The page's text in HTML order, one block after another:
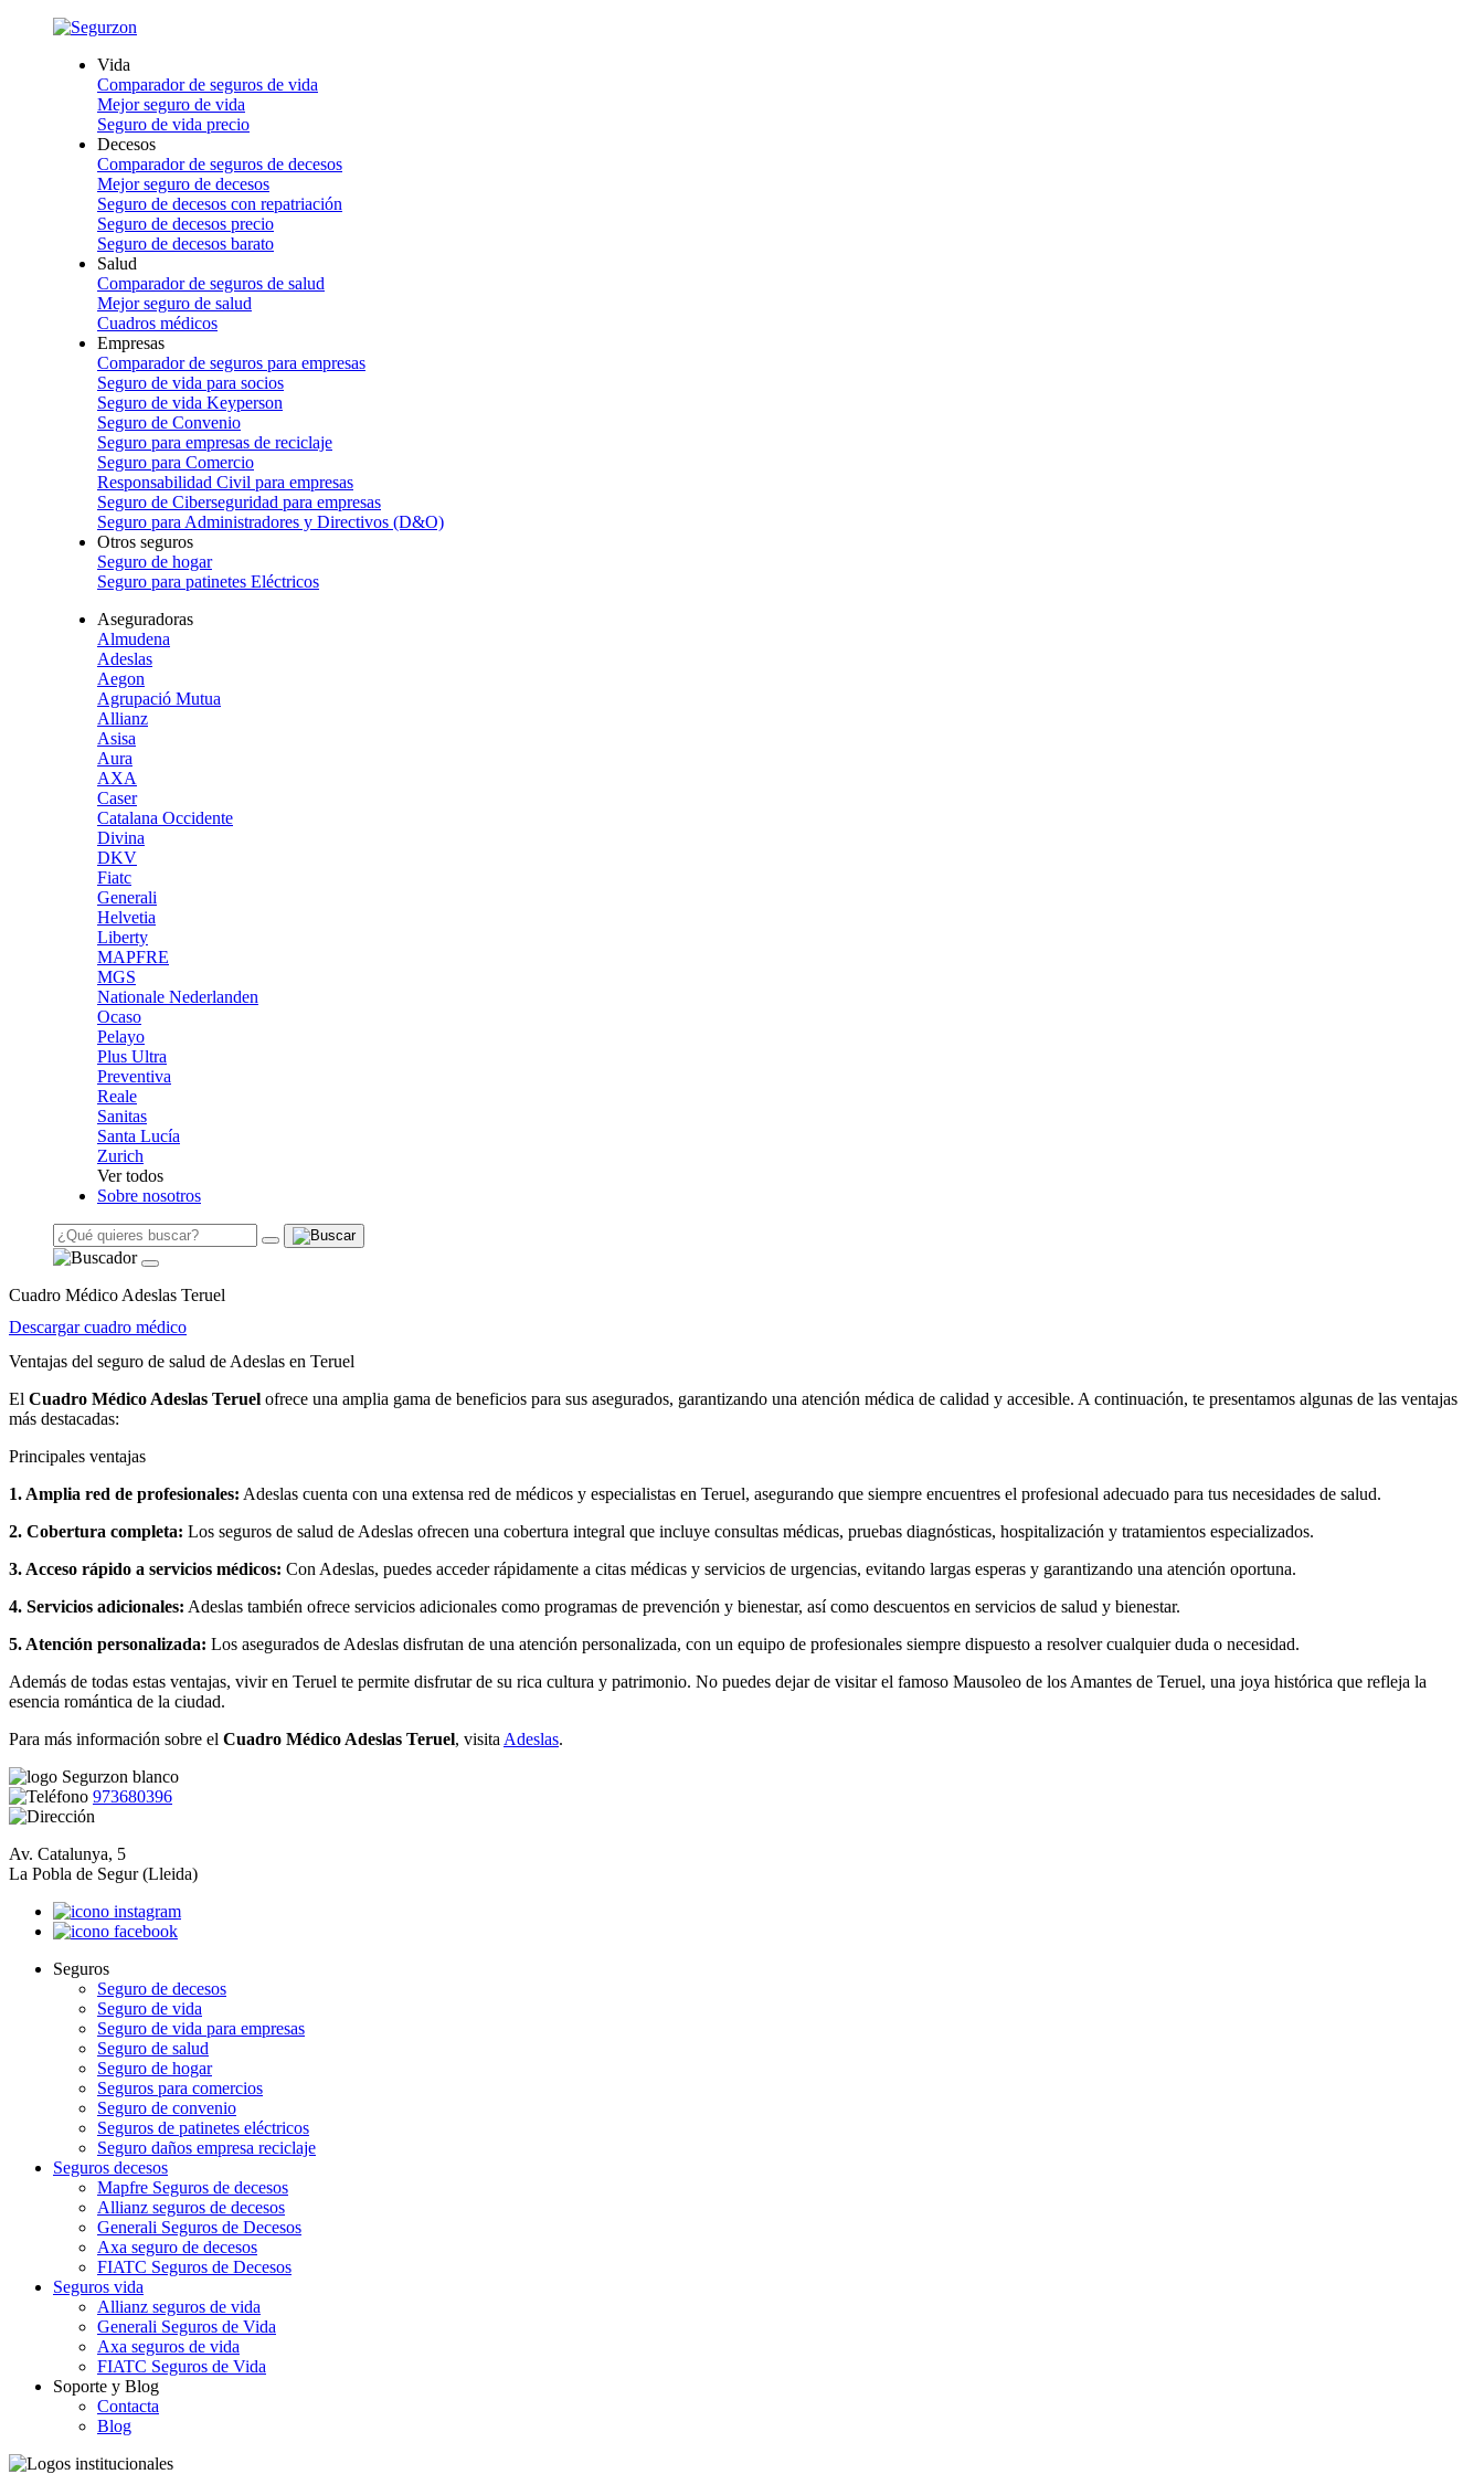
Vida
Comparador de seguros de vida
Mejor seguro de vida
Seguro de vida precio
Decesos
Comparador de seguros de decesos
Mejor seguro de decesos
Seguro de decesos con repatriación
Seguro de decesos precio
Seguro de decesos barato
Salud
Comparador de seguros de salud
Mejor seguro de salud
Cuadros médicos
Empresas
Comparador de seguros para empresas
Seguro de vida para socios
Seguro de vida Keyperson
Seguro de Convenio
Seguro para empresas de reciclaje
Seguro para Comercio
Responsabilidad Civil para empresas
Seguro de Ciberseguridad para empresas
Seguro para Administradores y Directivos (D&O)
Otros seguros
Seguro de hogar
Seguro para patinetes Eléctricos
Aseguradoras
Almudena
Adeslas
Aegon
Agrupació Mutua
Allianz
Asisa
Aura
AXA
Caser
Catalana Occidente
Divina
DKV
Fiatc
Generali
Helvetia
Liberty
MAPFRE
MGS
Nationale Nederlanden
Ocaso
Pelayo
Plus Ultra
Preventiva
Reale
Sanitas
Santa Lucía
Zurich
Ver todos
Sobre nosotros
Cuadro Médico Adeslas Teruel
Descargar cuadro médico
Ventajas del seguro de salud de Adeslas en Teruel
El Cuadro Médico Adeslas Teruel ofrece una amplia gama de beneficios para sus asegurados, garantizando una atención médica de calidad y accesible. A continuación, te presentamos algunas de las ventajas
más destacadas:
Principales ventajas
1. Amplia red de profesionales: Adeslas cuenta con una extensa red de médicos y especialistas en Teruel, asegurando que siempre encuentres el profesional adecuado para tus necesidades de salud.
2. Cobertura completa: Los seguros de salud de Adeslas ofrecen una cobertura integral que incluye consultas médicas, pruebas diagnósticas, hospitalización y tratamientos especializados.
3. Acceso rápido a servicios médicos: Con Adeslas, puedes acceder rápidamente a citas médicas y servicios de urgencias, evitando largas esperas y garantizando una atención oportuna.
4. Servicios adicionales: Adeslas también ofrece servicios adicionales como programas de prevención y bienestar, así como descuentos en servicios de salud y bienestar.
5. Atención personalizada: Los asegurados de Adeslas disfrutan de una atención personalizada, con un equipo de profesionales siempre dispuesto a resolver cualquier duda o necesidad.
Además de todas estas ventajas, vivir en Teruel te permite disfrutar de su rica cultura y patrimonio. No puedes dejar de visitar el famoso Mausoleo de los Amantes de Teruel, una joya histórica que refleja la
esencia romántica de la ciudad.
Para más información sobre el Cuadro Médico Adeslas Teruel, visita Adeslas.
973680396
Av. Catalunya, 5
La Pobla de Segur (Lleida)
Seguros
Seguro de decesos
Seguro de vida
Seguro de vida para empresas
Seguro de salud
Seguro de hogar
Seguros para comercios
Seguro de convenio
Seguros de patinetes eléctricos
Seguro daños empresa reciclaje
Seguros decesos
Mapfre Seguros de decesos
Allianz seguros de decesos
Generali Seguros de Decesos
Axa seguro de decesos
FIATC Seguros de Decesos
Seguros vida
Allianz seguros de vida
Generali Seguros de Vida
Axa seguros de vida
FIATC Seguros de Vida
Soporte y Blog
Contacta
Blog